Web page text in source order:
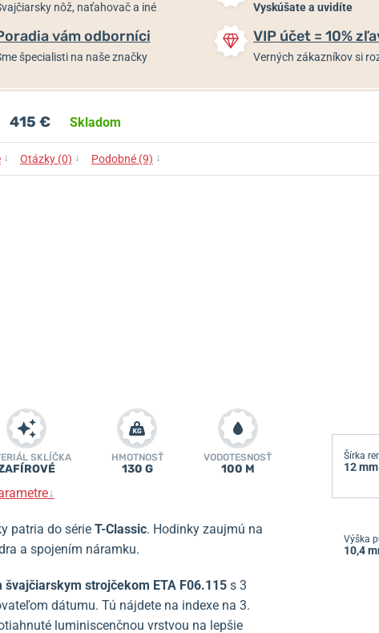
nôž, naťahovač a iné Vyskúšate a uvidíte
vám odborníci
špecialisti na naše značky
VIP účet = 10%
Verných zákazníkov si
415 € Skladom
↓ Otázky (0) ↓ Podobné (9) ↓
SKLÍČKA HMOTNOSŤ
130 G
VODOTESNOSŤ
100 M
↓
patria do série T-Classic. Hodinky zaujmú na
a spojením náramku.
švajčiarskym strojčekom ETA F06.115 s 3
dátumu. Tú nájdete na indexe na 3.
luminiscenčnou vrstvou na lepšie
Šírka
12 mm
Výška
10,4